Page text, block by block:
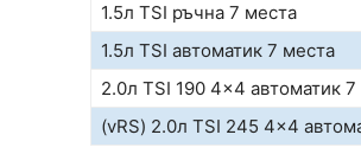
1.5л TSI ръчна 7 места
1.5л TSI автоматик 7 места
2.0л TSI 190 4×4 автоматик
(vRS) 2.0л TSI 245 4×4